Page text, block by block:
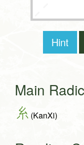
Hint
Main
糸 (KanXi)